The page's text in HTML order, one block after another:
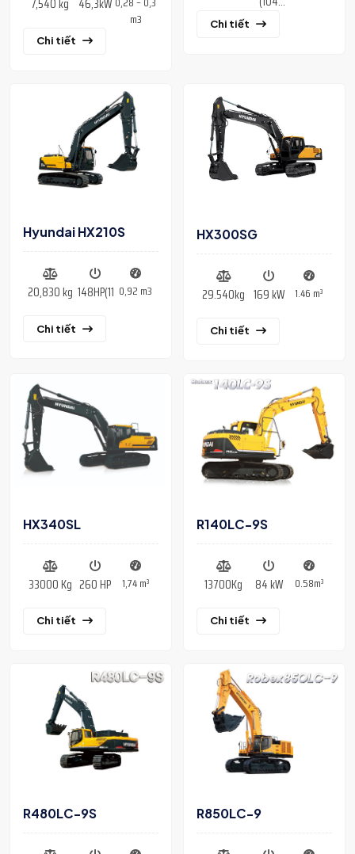
m3
Chi tiết
kW)
Chi tiết
Hyundai HX210S
20,830 kg 148HP(110kW)0,92 m3
Chi tiết
HX300SG
29.540kg 169 kW 1.46 m³
Chi tiết
HX340SL
33000 Kg 260 HP 1,74 m³
Chi tiết
R140LC-9S
13700Kg 84 kW 0.58m³
Chi tiết
R480LC-9S R850LC-9